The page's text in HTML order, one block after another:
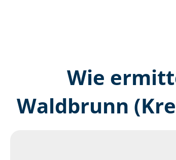
Wie
Waldbrunn